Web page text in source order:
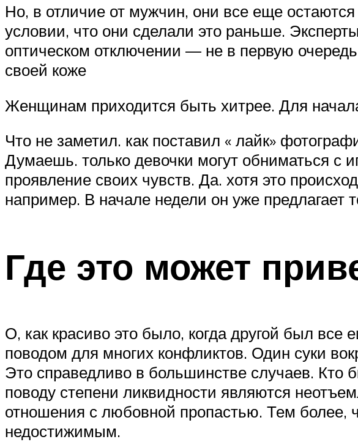
Но, в отличие от мужчин, они все еще
условии, что они сделали это раньше.
оптическом отключении — не в первую
своей коже
Женщинам приходится быть хитрее. Для
Что не заметил. как поставил « лайк»
Думаешь. только девочки могут обниматься
проявление своих чувств. Да. хотя это
например. В начале недели он уже
Где это может
О, как красиво это было, когда другой был все
поводом для многих конфликтов. Один суки
Это справедливо в большинстве случаев. Кто
поводу степени ликвидности являются
отношения с любовной пропастью. Тем более,
недостижимым.